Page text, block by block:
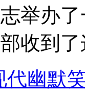
举办
收到
代幽默